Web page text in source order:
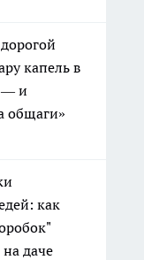
капель в
— и
общаги»
как
даче